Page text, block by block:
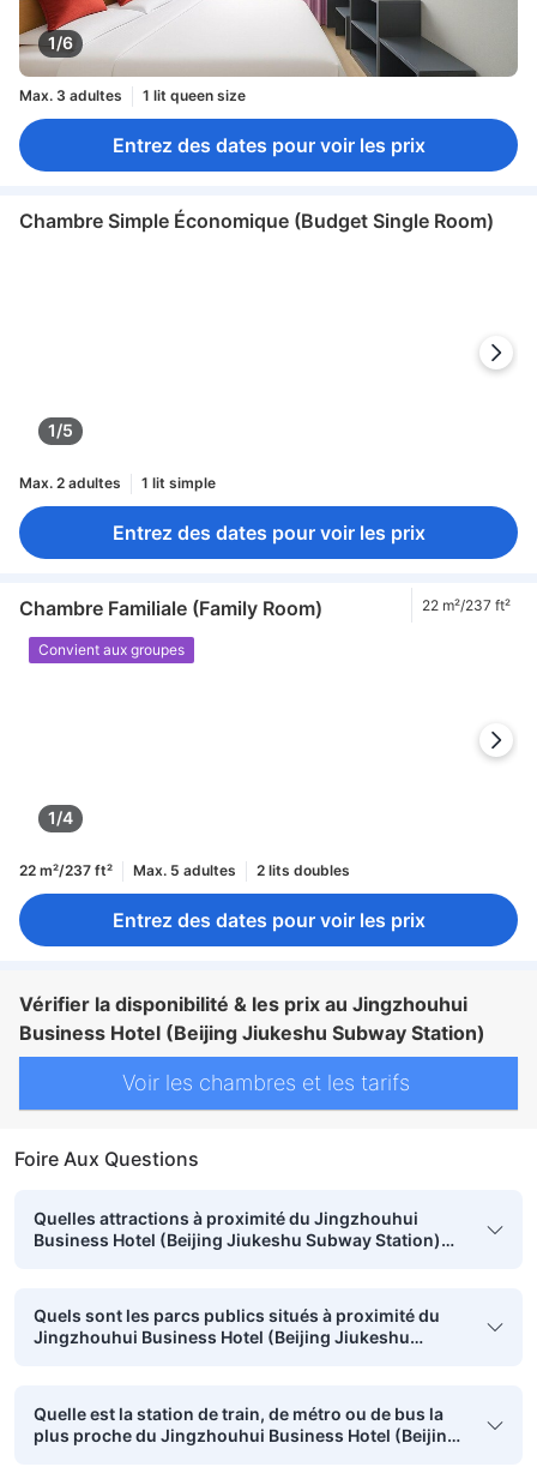
1/6
Max. 3 adultes 1 lit queen size
Entrez des dates pour voir les prix
Chambre Simple Économique (Budget Single Room)
1/5
Max. 2 adultes 1 lit simple
Entrez des dates pour voir les prix
Chambre Familiale (Family Room) 22 m²/237 ft²
1/4
Convient aux groupes
22 m²/237 ft² Max. 5 adultes 2 lits doubles
Entrez des dates pour voir les prix
Vérifier la disponibilité & les prix au Jingzhouhui
Business Hotel (Beijing Jiukeshu Subway Station)
Voir les chambres et les tarifs
Foire Aux Questions
Quelles attractions à proximité du Jingzhouhui
Business Hotel (Beijing Jiukeshu Subway Station)
Quels sont les parcs publics situés à proximité du
Jingzhouhui Business Hotel (Beijing Jiukeshu
Quelle est la station de train, de métro ou de bus la
plus proche du Jingzhouhui Business Hotel (Beijing